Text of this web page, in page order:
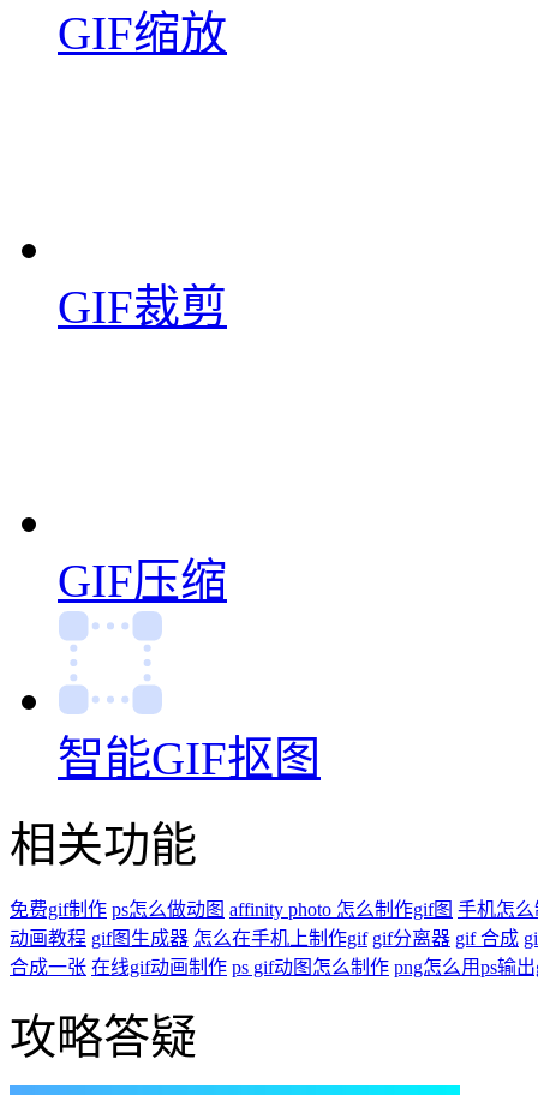
GIF缩放
GIF裁剪
GIF压缩
智能GIF抠图
相关功能
免费gif制作 ps怎么做动图 affinity photo 怎么制作gif图 手机怎
动画教程 gif图生成器 怎么在手机上制作gif gif分离器 gif 合成
合成一张 在线gif动画制作 ps gif动图怎么制作 png怎么用ps输
攻略答疑